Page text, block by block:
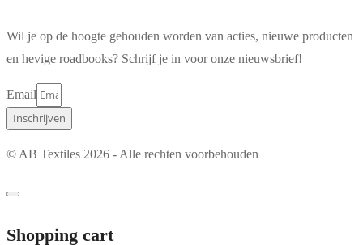
Wil je op de hoogte gehouden worden van acties, nieuwe producten
en hevige roadbooks? Schrijf je in voor onze nieuwsbrief!
Email
Inschrijven
© AB Textiles 2026 - Alle rechten voorbehouden
Shopping cart